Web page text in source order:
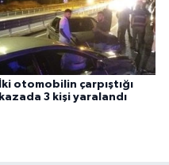
İki otomobilin çarpıştığı
kazada 3 kişi yaralandı